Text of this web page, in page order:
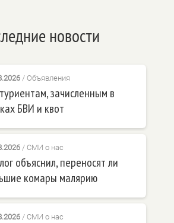
новости
/ Объявления
зачисленным в
БВИ и квот
/ СМИ о нас
объяснил, переносят ли
комары малярию
/ СМИ о нас